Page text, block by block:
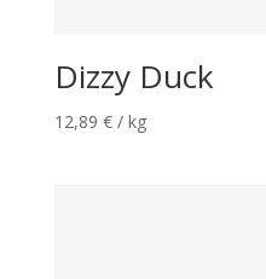
Dizzy Duck
12,89 € / kg